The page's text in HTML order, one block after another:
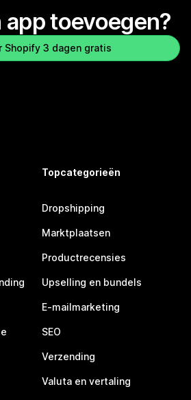
app toevoegen?
Shopify 3 dagen gratis
Topcategorieën
Dropshipping
Marktplaatsen
Productrecensies
Upselling en bundels
E-mailmarketing
SEO
Verzending
Valuta en vertaling